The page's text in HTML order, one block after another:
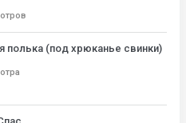
полька (под хрюканье свинки)